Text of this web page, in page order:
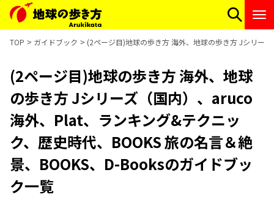
TOP ガイドブック (2ページ目)地球の歩き方 海外、地球の歩き方 Jシリー
(2ページ目)地球の歩き方 海外、地球
の歩き方 Jシリーズ（国内）、aruco
海外、Plat、ランキング&テクニッ
ク、歴史時代、BOOKS 旅の名言＆絶
景、BOOKS、D-Booksのガイドブッ
ク一覧